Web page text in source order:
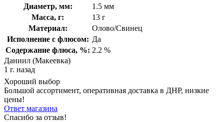
Диаметр, мм:
1.5 мм
Масса, г:
13 г
Материал:
Олово/Свинец
Исполнение с флюсом: Да
Содержание флюса, %: 2.2 %
Даниил (Макеевка)
1 г. назад
Хороший выбор
Большой ассортимент, оперативная доставка в ДНР, низкие
цены!
Ответ магазина
Спасибо за отзыв!